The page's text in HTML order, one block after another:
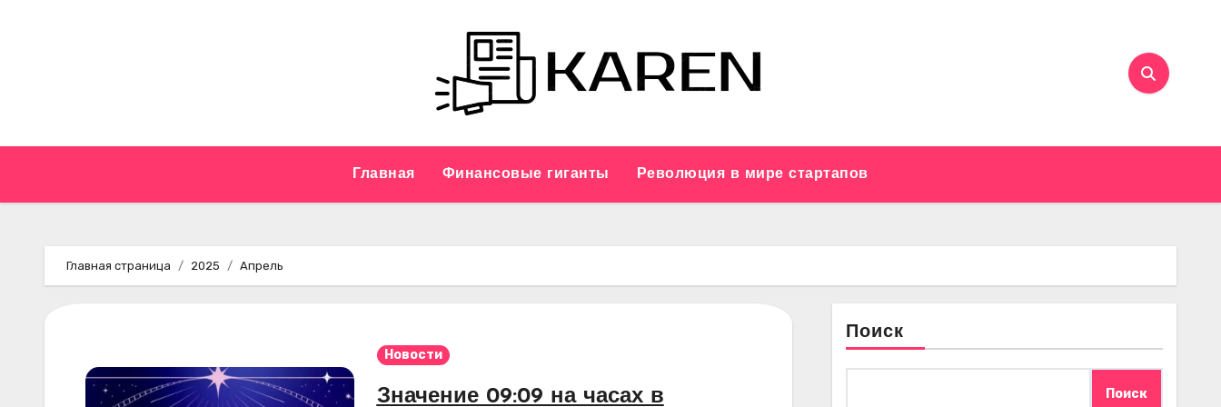
Главная Финансовые гиганты Революция в мире стартапов
Главная страница 2025 Апрель
Новости
Значение 09:09 на часах в
Поиск
Поиск